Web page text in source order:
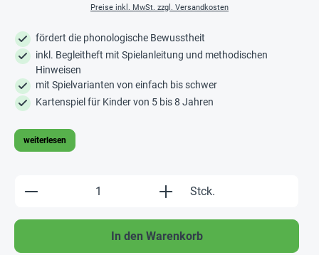
Preise inkl. MwSt. zzgl. Versandkosten
fördert die phonologische Bewusstheit
inkl. Begleitheft mit Spielanleitung und methodischen
Hinweisen
mit Spielvarianten von einfach bis schwer
Kartenspiel für Kinder von 5 bis 8 Jahren
weiterlesen
Produkt Anzahl: Gib den gewünschten
Stck.
In den Warenkorb